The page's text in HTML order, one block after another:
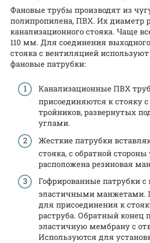
Фановые трубы производят из
полипропилена, ПВХ. Их диаметр
канализационного стояка. Чаще
110 мм. Для соединения
стояка с вентиляцией
фановые патрубки:
Канализационные ПВХ
присоединяются к стояку
тройников, развернутых
углами.
Жесткие патрубки
стояка, с обратной стороны
расположена резиновая
Гофрированные патрубки
эластичными манжетами.
для присоединения к
раструба. Обратный конец
эластичную мембрану с
Используются для